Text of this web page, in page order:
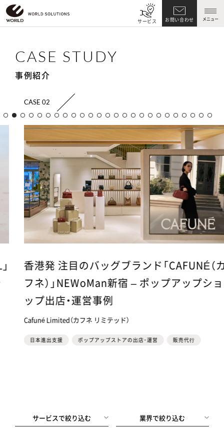
サービス お問い合わせ メニュー
CASE STUDY
事例紹介
CASE 02
香港発 注目のバッグブランド「CAFUNÉ（カ
フネ）」NEWoMan新宿 – ポップアップショ
ップ出店・運営事例
Cafuné Limited（カフネ リミテッド）
日本進出支援 ポップアップストアの出店・運営 販売代⾏
サービスで絞り込む 業界で絞り込む